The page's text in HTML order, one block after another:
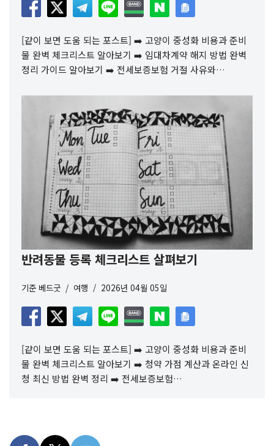
[같이 보면 도움 되는 포스트] ➡️ 고양이 중성화 비용과 준비
물 완벽 체크리스트 알아보기 ➡️ 임대차계약 해지 방법 완벽
정리 가이드 알아보기 ➡️ 전세보증보험 거절 사유와…
반려동물 등록 체크리스트 살펴보기
기준 베드굿 여행 2026년 04월 05일
[같이 보면 도움 되는 포스트] ➡️ 고양이 중성화 비용과 준비
물 완벽 체크리스트 알아보기 ➡️ 청약 가점 계산과 온라인 신
청 최신 방법 완벽 정리 ➡️ 전세보증보험…